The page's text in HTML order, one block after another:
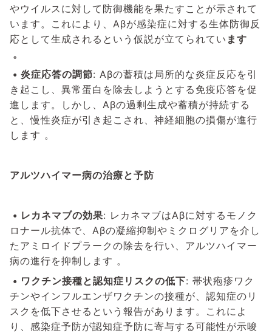
やウイルスに対して防御機能を果たすことが示されて
います。これにより、Aβが感染症に対する生体防御反
応として生成されるという仮説が立てられてい ます
。
• 炎症応答の調節: Aβの蓄積は局所的な炎症反応を引
き起こし、異常蛋白を除去しようとする免疫応答を促
進します。しかし、Aβの過剰生成や蓄積が持続する
と、慢性炎症が引き起こされ、神経細胞の損傷が進行
します 。
アルツハイマー病の治療と予防
• レカネマブの効果: レカネマブはAβに対するモノク
ロナール抗体で、Aβの凝縮抑制やミクログリアを介し
たアミロイドプラークの除去を行い、アルツハイマー
病の進行を抑制します 。
• ワクチン接種と認知症リスクの低下: 帯状疱疹ワク
チンやインフルエンザワクチンの接種が、認知症のリ
スクを低下させるという報告があります。これによ
り、感染症予防が認知症予防に寄与する可能性が示唆